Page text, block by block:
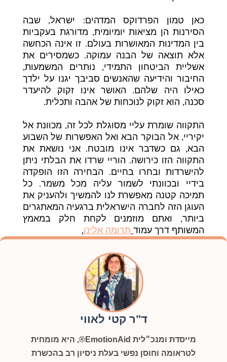
כאן טמון הפרדוקס המדהים: ישראל, שבה
הסירנות הן מציאות יומיומית, מדורגת בעקביות
בין המדינות המאושרות בעולם. זו אינה הכחשה
אלא תוצאה של הבנה עמוקה. כשמסירים את
אשליית הביטחון התמידי, נותרים המשמעות,
החיבור והידיעה שהאנשים סביבך יגנו על ילדך
כאילו היה שלהם. האושר אינו זקוק להיעדר
סכנה, הוא זקוק לנוכחות של אהבה ותכלית.
התקווה שומרת עליי מסוגלת לכל זה, מכוונת אל
יקיריי, אל הבוקר הבא ואל האפשרות של השבוע
הבא, גם כשדבר אינו מובטח. אני נושאת את
התקווה הזו כירושה. הוריי שרדו את הבלתי ניתן
להישרדות ובחרו בחיים. הבחירה הזו הופקדה
בידיי ובכוונתי לשמור עליה מכל משמר. כל
תמיכה קטנה מאפשרת לנו להמשיך ולהעניק את
העוגן הזה לחברה הישראלית ברגעיה המאתגרים
ביותר, ואתם מוזמנים לקחת חלק במאמץ
המשותף דרך עמוד תרומה אלינו.
ד"ר קטי לאווי
מייסדת ומנכ״לית EmotionAid®, היא מומחית
לטראומה וחוסן נפשי בעלת ניסיון רב בהכשרת